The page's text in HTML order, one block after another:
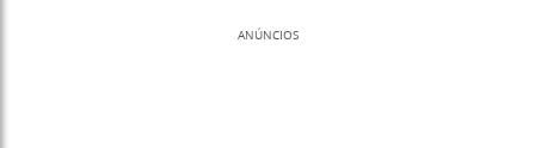
ANÚNCIOS